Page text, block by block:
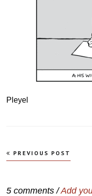
Pleyel
Navegação
de
PREVIOUS POST
5 comments /Add